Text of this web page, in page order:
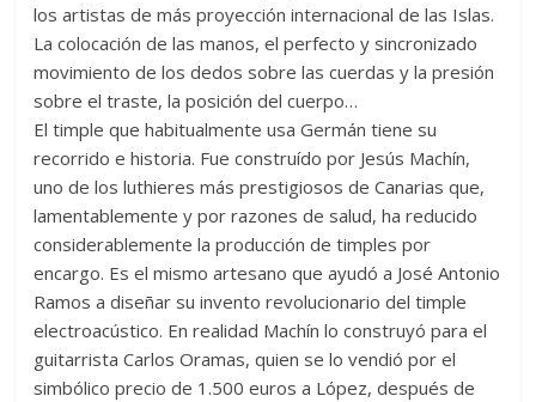
los artistas de más proyección internacional de las Islas.
La colocación de las manos, el perfecto y sincronizado
movimiento de los dedos sobre las cuerdas y la presión
sobre el traste, la posición del cuerpo…
El timple que habitualmente usa Germán tiene su
recorrido e historia. Fue construído por Jesús Machín,
uno de los luthieres más prestigiosos de Canarias que,
lamentablemente y por razones de salud, ha reducido
considerablemente la producción de timples por
encargo. Es el mismo artesano que ayudó a José Antonio
Ramos a diseñar su invento revolucionario del timple
electroacústico. En realidad Machín lo construyó para el
guitarrista Carlos Oramas, quien se lo vendió por el
simbólico precio de 1.500 euros a López, después de